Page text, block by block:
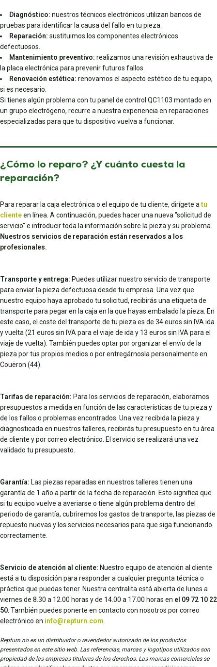
Diagnóstico: nuestros técnicos electrónicos utilizan bancos de
pruebas para identificar la causa del fallo en tu pieza.
Reparación: sustituimos los componentes electrónicos
defectuosos.
Mantenimiento preventivo: realizamos una revisión exhaustiva de
la placa electrónica para prevenir futuros fallos.
Renovación estética: renovamos el aspecto estético de tu equipo,
si es necesario.
Si tienes algún problema con tu panel de control QC1103 montado en
un grupo electrógeno, recurre a nuestra experiencia en reparaciones
especializadas para que tu dispositivo vuelva a funcionar.
¿Cómo lo reparo? ¿Y cuánto cuesta la
reparación?
Para reparar la caja electrónica o el equipo de tu cliente, dirígete atu
clienteen línea. A continuación, puedes hacer una nueva "solicitud de
servicio" e introducir toda la información sobre la pieza y su problema.
Nuestros servicios de reparación están reservados a los
profesionales.
Transporte y entrega: Puedes utilizar nuestro servicio de transporte
para enviar la pieza defectuosa desde tu empresa. Una vez que
nuestro equipo haya aprobado tu solicitud, recibirás una etiqueta de
transporte para pegar en la caja en la que hayas embalado la pieza. En
este caso, el coste del transporte de tu pieza es de 34 euros sin IVA ida
y vuelta (21 euros sin IVA para el viaje de ida y 13 euros sin IVA para el
viaje de vuelta). También puedes optar por organizar el envío de la
pieza por tus propios medios o por entregárnosla personalmente en
Couëron (44).
Tarifas de reparación: Para los servicios de reparación, elaboramos
presupuestos a medida en función de las características de tu pieza y
de los fallos o problemas encontrados. Una vez recibida la pieza y
diagnosticada en nuestros talleres, recibirás tu presupuesto en tu área
de cliente y por correo electrónico. El servicio se realizará una vez
validado tu presupuesto.
Garantía: Las piezas reparadas en nuestros talleres tienen una
garantía de 1 año a partir de la fecha de reparación. Esto significa que
si tu equipo vuelve a averiarse o tiene algún problema dentro del
periodo de garantía, cubriremos los gastos de transporte, las piezas de
repuesto nuevas y los servicios necesarios para que siga funcionando
correctamente.
Servicio de atención al cliente: Nuestro equipo de atención al cliente
está a tu disposición para responder a cualquier pregunta técnica o
práctica que puedas tener. Nuestra centralita está abierta de lunes a
viernes de 8.30 a 12.00 horas y de 14.00 a 17.00 horas en el 09 72 10 22
50 . También puedes ponerte en contacto con nosotros por correo
electrónico en info@repturn.com
Repturn no es un distribuidor o revendedor autorizado de los productos
presentados en este sitio web. Las referencias, marcas y logotipos utilizados son
propiedad de las empresas titulares de los derechos. Las marcas comerciales se